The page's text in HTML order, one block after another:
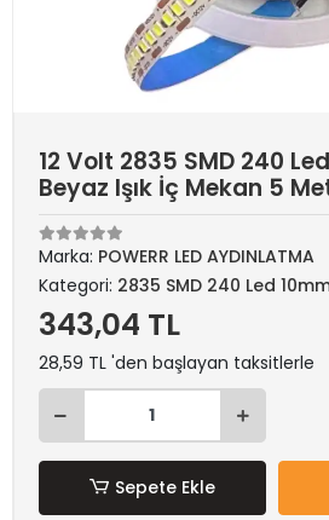
12 Volt 2835 SMD 240
Beyaz Işık İç Mekan 5
Marka: POWERR LED AYDINLATMA
Kategori: 2835 SMD 240 Led
343,04 TL
28,59 TL 'den başlayan taksitlerle
Sepete Ekle